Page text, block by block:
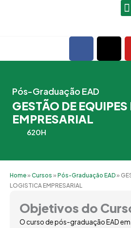
F
c
b
o
o
k
X
t
t
t
Pós-Graduação EAD
GESTÃO DE
EMPRESARIAL
620H
Home»Cursos »Pós-Graduação EAD»
LOGISTICA EMPRESARIAL
Objetivos do
O curso de pós-graduação EAD em